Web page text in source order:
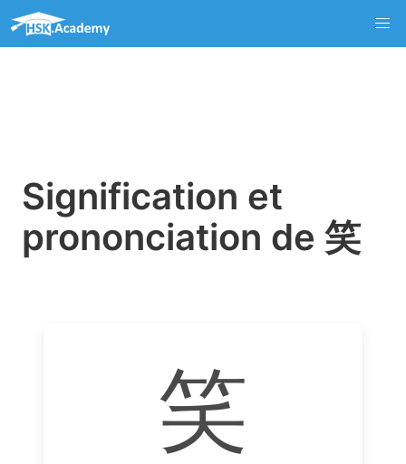
Signification et
prononciation de 笑
笑